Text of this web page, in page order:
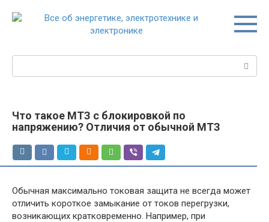
Что такое МТЗ с блокировкой по
напряжению? Отличия от обычной МТЗ
Обычная максимально токовая защита не всегда может
отличить короткое замыкание от токов перегрузки,
возникающих кратковременно. Например, при